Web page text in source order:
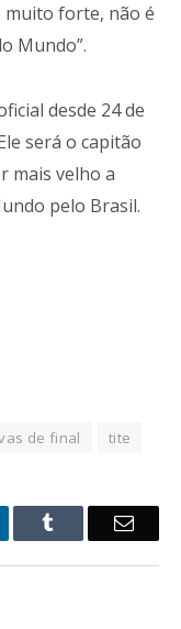
muito forte, não é
Mundo”.
desde 24 de
será o capitão
mais velho a
pelo Brasil.
de final tite
E-